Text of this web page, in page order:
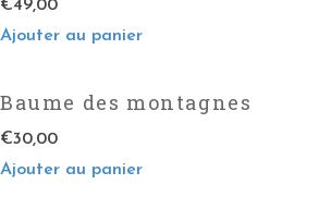
€49,00
Ajouter au panier
Baume des montagnes
€30,00
Ajouter au panier